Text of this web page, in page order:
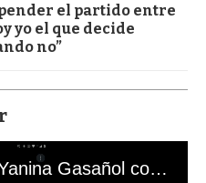
el partido entre
yo el que decide
no”
El mal momento de Yanina Gasañol con un hincha argentino en "Subrayado"